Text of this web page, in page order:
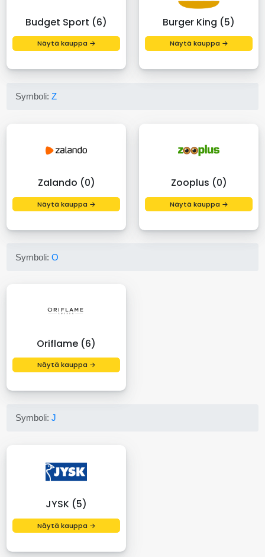
Budget Sport (6)
Näytä kauppa →
Burger King (5)
Näytä kauppa →
Symboli:Z
Zalando (0)
Näytä kauppa →
Zooplus (0)
Näytä kauppa →
Symboli:O
Oriflame (6)
Näytä kauppa →
Symboli:J
JYSK (5)
Näytä kauppa →